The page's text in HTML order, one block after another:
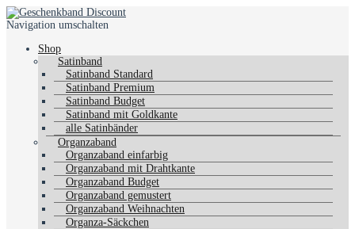
Navigation umschalten
Shop
Satinband
Satinband Standard
Satinband Premium
Satinband Budget
Satinband mit Goldkante
alle Satinbänder
Organzaband
Organzaband einfarbig
Organzaband mit Drahtkante
Organzaband Budget
Organzaband gemustert
Organzaband Weihnachten
Organza-Säckchen